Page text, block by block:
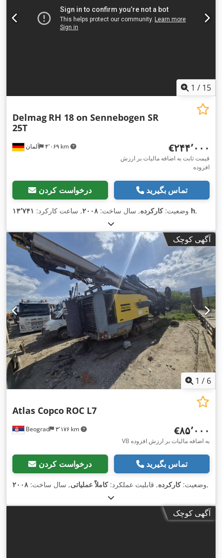
1 / 15
آلمان ۴٬۰۶۹ km
Delmag RH 18 on Sennebogen SR
25T
‎€۲۴۴٬۰۰۰
قیمت ثابت به اضافه مالیات بر ارزش
افزوده
درخواست کردن تماس بگیرید
وضعیت:کارکرده, سال ساخت: ۲۰۰۸, ساعت کارکرد: ۱۳٬۷۴۱ h,
آگهی کوچک
1 / 6
Beograd ۳٬۱۷۶ km
Atlas Copco ROC L7
‎€۸۵٬۰۰۰
VB به اضافه مالیات بر ارزش افزوده
درخواست کردن تماس بگیرید
وضعیت:کارکرده, قابلیت عملکرد:کاملاً عملیاتی, سال ساخت: ۲۰۰۸ ,
آگهی کوچک